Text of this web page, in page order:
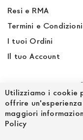
Resi e RMA
Termini e Condizioni
I tuoi Ordini
Il tuo Account
Utilizziamo i cookie
offrire
maggiori
Policy